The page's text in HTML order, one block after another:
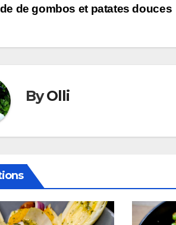
de gombos et patates douces
ByOlli